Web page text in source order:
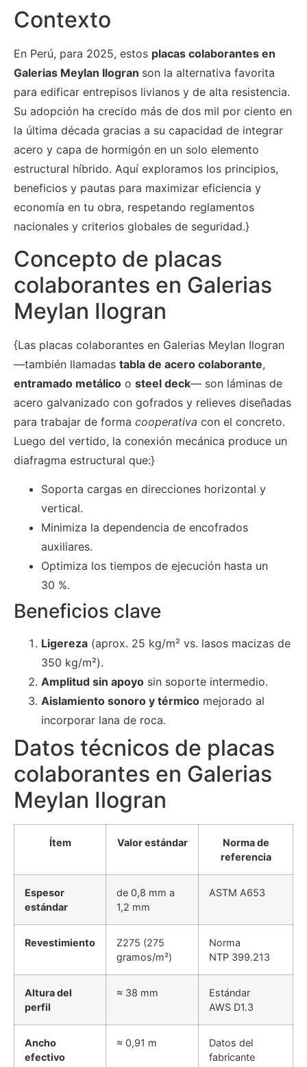
Contexto
En Perú, para 2025, estos placas colaborantes en
Galerias Meylan Ilogran son la alternativa favorita
para edificar entrepisos livianos y de alta resistencia.
Su adopción ha crecido más de dos mil por ciento en
la última década gracias a su capacidad de integrar
acero y capa de hormigón en un solo elemento
estructural híbrido. Aquí exploramos los principios,
beneficios y pautas para maximizar eficiencia y
economía en tu obra, respetando reglamentos
nacionales y criterios globales de seguridad.}
Concepto de placas
colaborantes en Galerias
Meylan Ilogran
{Las placas colaborantes en Galerias Meylan Ilogran
—también llamadas tabla de acero colaborante,
entramado metálico o steel deck— son láminas de
acero galvanizado con gofrados y relieves diseñadas
para trabajar de forma cooperativa con el concreto.
Luego del vertido, la conexión mecánica produce un
diafragma estructural que:}
Soporta cargas en direcciones horizontal y
vertical.
Minimiza la dependencia de encofrados
auxiliares.
Optimiza los tiempos de ejecución hasta un
30 %.
Beneficios clave
Ligereza (aprox. 25 kg/m² vs. lasos macizas de
350 kg/m²).
Amplitud sin apoyo sin soporte intermedio.
Aislamiento sonoro y térmico mejorado al
incorporar lana de roca.
Datos técnicos de placas
colaborantes en Galerias
Meylan Ilogran
Ítem Valor estándar
Norma de
referencia
Espesor
estándar
de 0,8 mm a
1,2 mm
ASTM A653
Revestimiento
Z275 (275
gramos/m²)
Norma
NTP 399.213
Altura del
perfil
≈ 38 mm
Estándar
AWS D1.3
Ancho
efectivo
≈ 0,91 m
Datos del
fabricante